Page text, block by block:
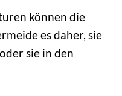
können die
es daher, sie
sie in den